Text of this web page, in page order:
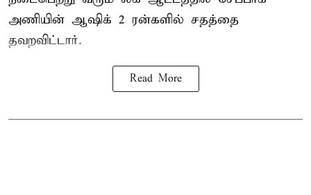
அணியின் ஆஷிக் 2 ரன்களில் சதத்தை
தவறவிட்டார்.
Read More